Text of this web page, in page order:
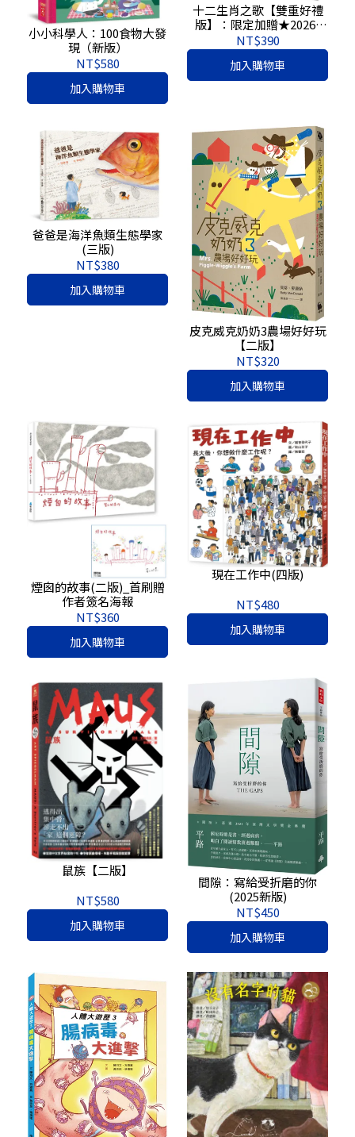
小小科學人：100食物大發
現（新版）
NT$580
加入購物車
十二生肖之歌【雙重好禮
版】：限定加贈★2026-
2027雙面年曆卡&「喜神藏
書票」
NT$390
加入購物車
爸爸是海洋魚類生態學家
(三版)
NT$380
加入購物車
皮克威克奶奶3農場好好玩
【二版】
NT$320
加入購物車
煙囪的故事(二版)_首刷贈
作者簽名海報
NT$360
加入購物車
現在工作中(四版)
NT$480
加入購物車
鼠族【二版】
NT$580
加入購物車
間隙：寫給受折磨的你
(2025新版)
NT$450
加入購物車